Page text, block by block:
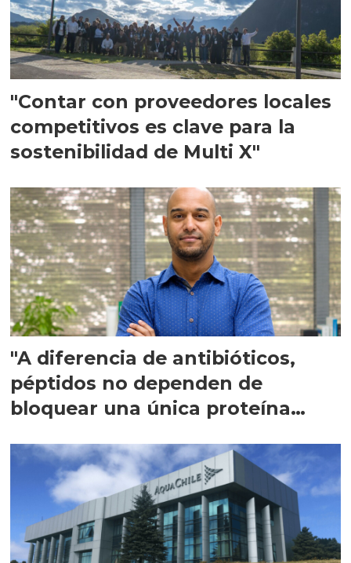
"Contar con proveedores locales
competitivos es clave para la
sostenibilidad de Multi X"
"A diferencia de antibióticos,
péptidos no dependen de
bloquear una única proteína